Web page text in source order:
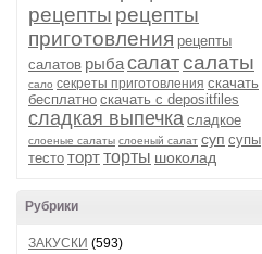
рецепты рецепты
приготовления рецепты
салатов рыбасалатсалаты
сало секреты приготовления скачать
бесплатно скачать с depositfiles
сладкая выпечка сладкое
слоеные салаты слоеный салат суп супы
тесто тортторты шоколад
Рубрики
ЗАКУСКИ (593)